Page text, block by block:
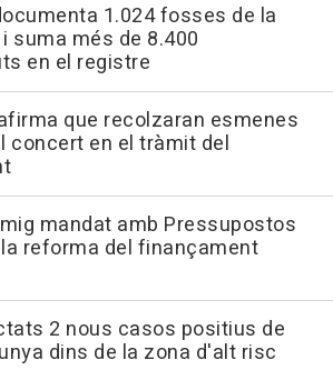
1.024 fosses de la
suma més de 8.400
en el registre
que recolzaran esmenes
concert en el tràmit del
mandat amb Pressupostos
reforma del finançament
2 nous casos positius de
dins de la zona d'alt risc